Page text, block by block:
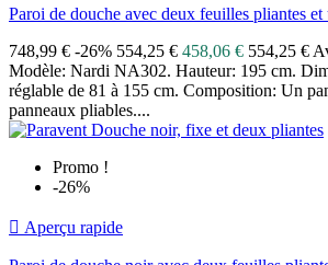
Paroi de douche avec deux feuilles pliantes
748,99 € -26% 554,25 € 458,06 € 554,25 €
Modèle: Nardi NA302. Hauteur: 195 cm.
réglable de 81 à 155 cm. Composition: Un
panneaux pliables....
Promo !
-26%
 Aperçu rapide